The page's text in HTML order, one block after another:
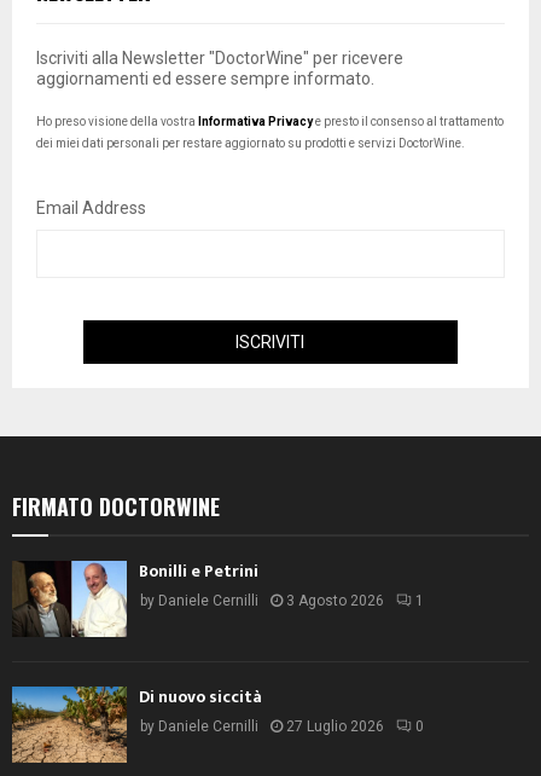
Iscriviti alla Newsletter "DoctorWine" per ricevere
aggiornamenti ed essere sempre informato.
Ho preso visione della vostra Informativa Privacye presto il consenso al trattamento
dei miei dati personali per restare aggiornato su prodotti e servizi DoctorWine.
Email Address
FIRMATO DOCTORWINE
Bonilli e Petrini
by Daniele Cernilli 3 Agosto 2026 1
Di nuovo siccità
by Daniele Cernilli 27 Luglio 2026 0